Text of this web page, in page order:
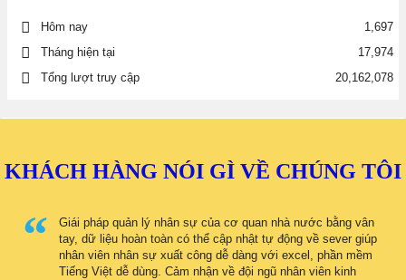
Hôm nay
1,697
Tháng hiện tại
17,974
Tổng lượt truy cập
20,162,078
KHÁCH HÀNG NÓI GÌ VỀ CHÚNG TÔI
Giái pháp quản lý nhân sự của cơ quan nhà nước bằng vân
tay, dữ liệu hoàn toàn có thể cập nhật tự động về sever giúp
nhân viên nhân sự xuất công dễ dàng với excel, phần mềm
Tiếng Việt dễ dùng. Cảm nhận về đội ngũ nhân viên kinh